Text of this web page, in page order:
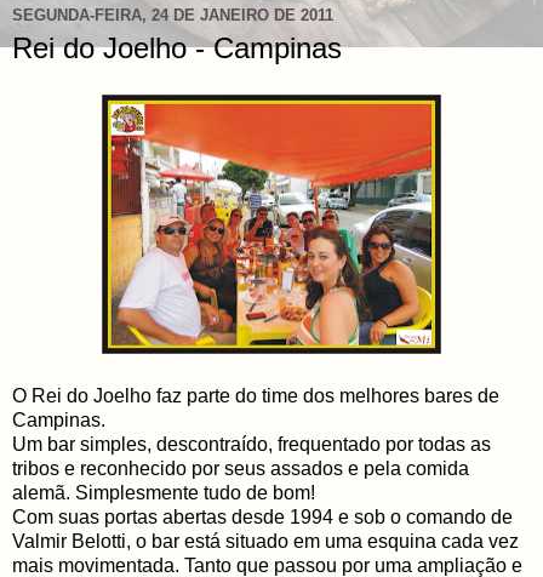
SEGUNDA-FEIRA, 24 DE JANEIRO DE 2011
Rei do Joelho - Campinas
O Rei do Joelho faz parte do time dos melhores bares de
Campinas.
Um bar simples, descontraído, frequentado por todas as
tribos e reconhecido por seus assados e pela comida
alemã. Simplesmente tudo de bom!
Com suas portas abertas desde 1994 e sob o comando de
Valmir Belotti, o bar está situado em uma esquina cada vez
mais movimentada. Tanto que passou por uma ampliação e